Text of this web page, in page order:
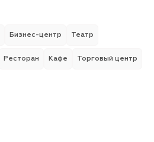
Бизнес-центр Театр
Ресторан Кафе Торговый центр